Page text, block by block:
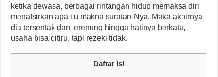
ketika dewasa, berbagai rintangan hidup memaksa diri
menafsirkan apa itu makna suratan-Nya. Maka akhirnya
dia tersentak dan terenung hingga hatinya berkata,
usaha bisa ditiru, tapi rezeki tidak.
Daftar Isi